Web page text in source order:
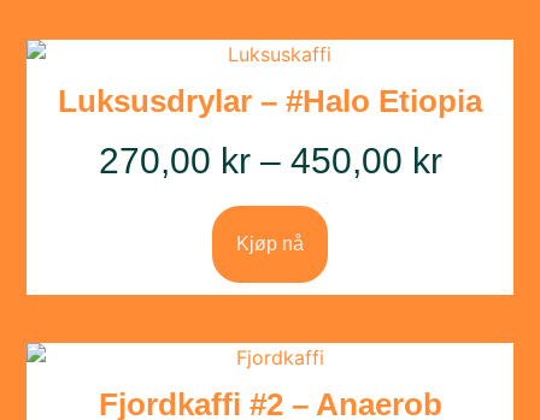
Luksusdrylar – #Halo Etiopia
270,00 kr – 450,00 kr
Kjøp nå
Fjordkaffi #2 – Anaerob